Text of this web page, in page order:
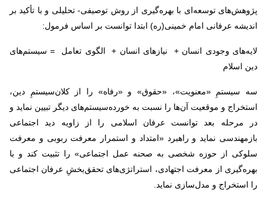
پژوهش‌های توسعه‌ای با بهره‌گیری از روش توصیفی- تحلیلی و با تأکید بر
اندیشه عرفانی امام خمینی(ره) ابتدا توانست بر اساس فرمول:
لایه‌های وجودی انسان + نیازهای انسان + الگوی تعامل = سیستم‌های
دین اسلام
سه سیستمِ «معنویت»، «حقوق» و «رفاه» را از کلان‌سیستمِ دین،
استخراج و موقعیت آن‌ها را نسبت به خورده‌سیستم‌های دیگر تبیین نماید و
در مرحله بعد توانست عرفان اسلامی را از زاویه دید اجتماعی
بازمهندسی نماید و راهبرد «امتداد و استمرار معرفت ربوبی و معرفت
سلوکی از حوزه شخصی به صحنه عمل اجتماعی» را تثبیت کند و با
بهره‌گیری از معرفت اجتهادی، استراتژی‌های تحقق‌بخشِ عرفان اجتماعی
را استخراج و مدل‌سازی نماید